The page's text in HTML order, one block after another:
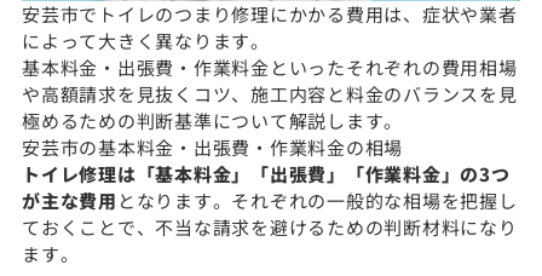
安芸市でトイレのつまり修理にかかる費用は、症状や業者
によって大きく異なります。
基本料金・出張費・作業料金といったそれぞれの費用相場
や高額請求を見抜くコツ、施工内容と料金のバランスを見
極めるための判断基準について解説します。
安芸市の基本料金・出張費・作業料金の相場
トイレ修理は「基本料金」「出張費」「作業料金」の3つ
が主な費用 となります。それぞれの一般的な相場を把握し
ておくことで、不当な請求を避けるための判断材料になり
ます。